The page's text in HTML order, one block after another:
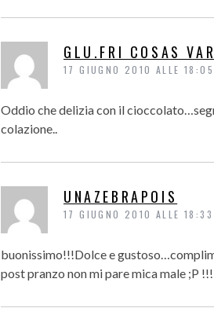
GLU.FRI COSAS
17 GIUGNO 2010 ALLE 18:05
Oddio che delizia con il
colazione..
UNAZEBRAPOIS
17 GIUGNO 2010 ALLE 18:33
buonissimo!!!Dolce e
post pranzo non mi pare mica male ;P !!!